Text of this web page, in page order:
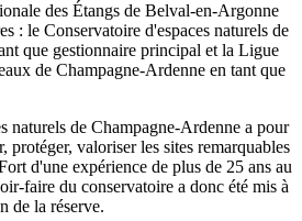
des Étangs de Belval-en-Argonne
: le Conservatoire d'espaces naturels de
que gestionnaire principal et la Ligue
de Champagne-Ardenne en tant que
naturels de Champagne-Ardenne a pour
protéger, valoriser les sites remarquables
d'une expérience de plus de 25 ans au
faire du conservatoire a donc été mis à
de la réserve.